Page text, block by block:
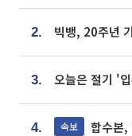
2.
3. 오늘은 절기 '
4. 속보 합수본, '통